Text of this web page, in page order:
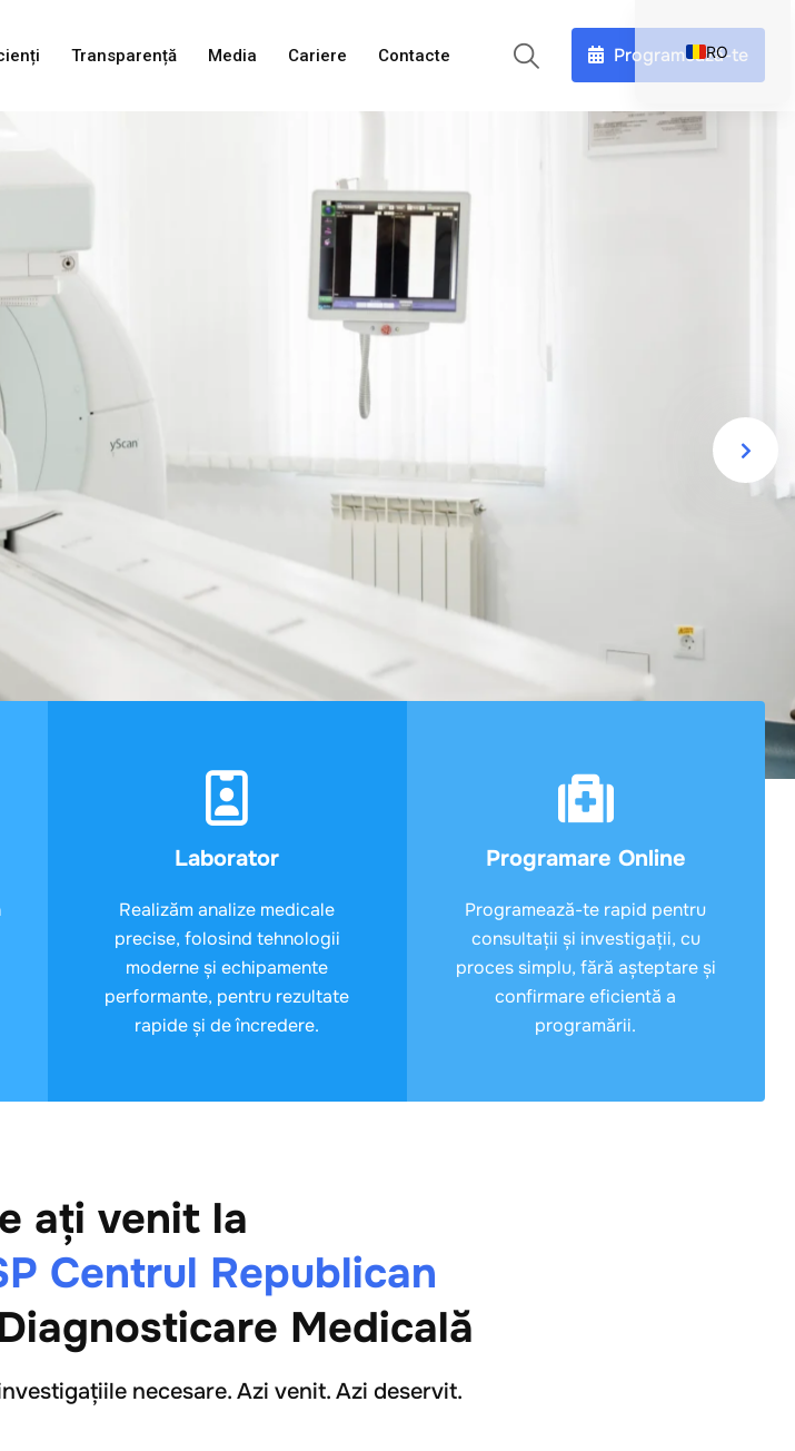
Transparență Media Cariere Contacte Programează-te
Laborator
Realizăm analize medicale
precise, folosind tehnologii
moderne și echipamente
performante, pentru rezultate
rapide și de încredere.
Programare Online
Programează-te rapid pentru
consultații și investigații, cu
proces simplu, fără așteptare și
confirmare eficientă a
programării.
ați venit la
Centrul Republican
Medicală
necesare. Azi venit. Azi deservit.
RO